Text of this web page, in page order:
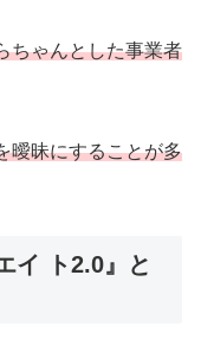
ちゃんとした事業者
曖昧にすることが多
イ ト2.0』と